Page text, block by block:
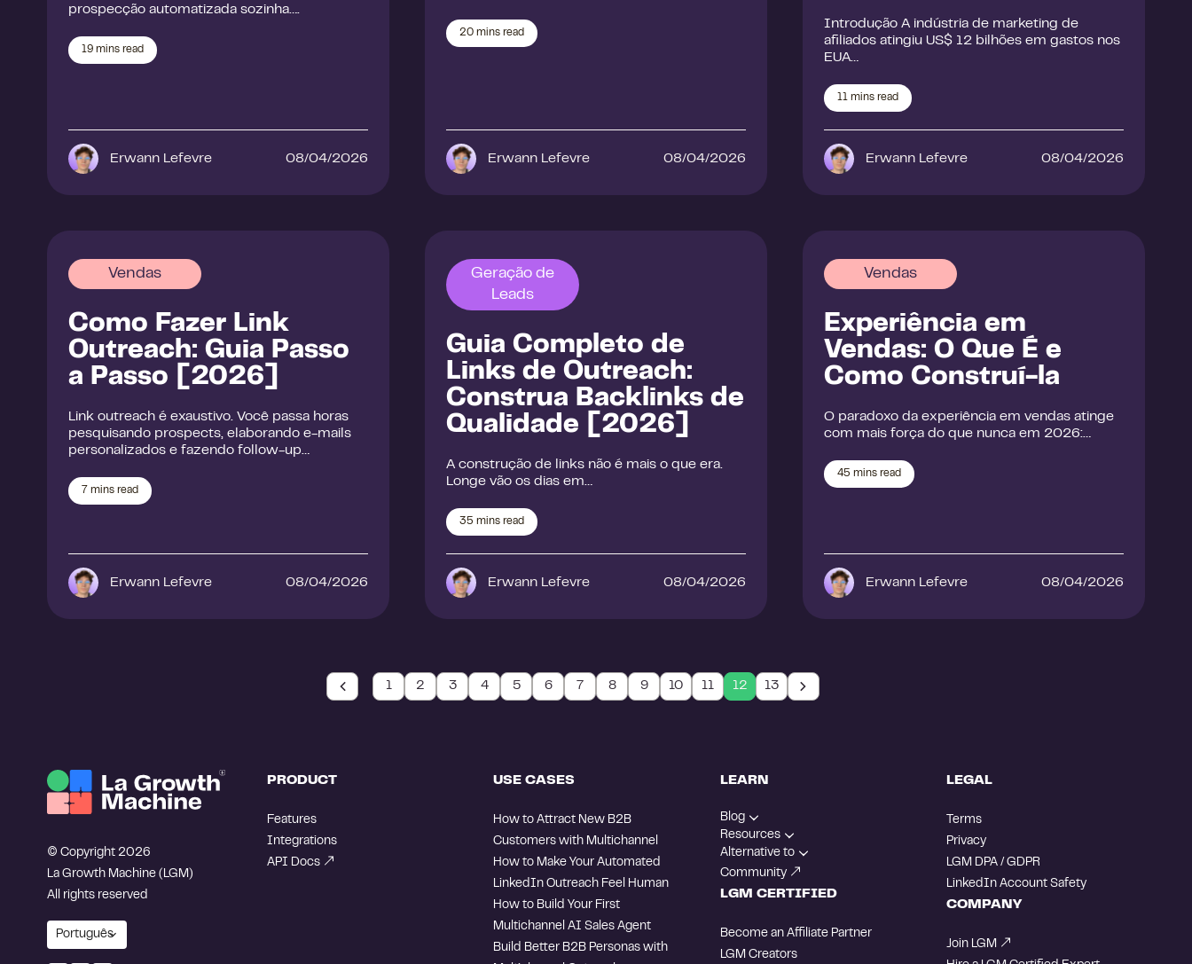
prospecção automatizada sozinha….
19 mins read
Erwann Lefevre 08/04/2026
20 mins read
Erwann Lefevre 08/04/2026
Introdução A indústria de marketing de
afiliados atingiu US$ 12 bilhões em gastos nos
EUA…
11 mins read
Erwann Lefevre 08/04/2026
Vendas
Como Fazer Link
Outreach: Guia Passo
a Passo [2026]
Link outreach é exaustivo. Você passa horas
pesquisando prospects, elaborando e-mails
personalizados e fazendo follow-up…
7 mins read
Erwann Lefevre 08/04/2026
Geração de
Leads
Guia Completo de
Links de Outreach:
Construa Backlinks de
Qualidade [2026]
A construção de links não é mais o que era.
Longe vão os dias em…
35 mins read
Erwann Lefevre 08/04/2026
Vendas
Experiência em
Vendas: O Que É e
Como Construí-la
O paradoxo da experiência em vendas atinge
com mais força do que nunca em 2026:…
45 mins read
Erwann Lefevre 08/04/2026
1 2 3 4 5 6 7 8 9 10 11 12 13
© Copyright 2026
La Growth Machine (LGM)
All rights reserved
PRODUCT
Features
Integrations
API Docs
USE CASES
How to Attract New B2B
Customers with Multichannel
How to Make Your Automated
LinkedIn Outreach Feel Human
How to Build Your First
Multichannel AI Sales Agent
Build Better B2B Personas with
LEARN
Blog
Resources
Alternative to
Community
LGM CERTIFIED
Become an Affiliate Partner
LGM Creators
LEGAL
Terms
Privacy
LGM DPA / GDPR
LinkedIn Account Safety
COMPANY
Join LGM